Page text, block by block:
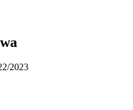
2023